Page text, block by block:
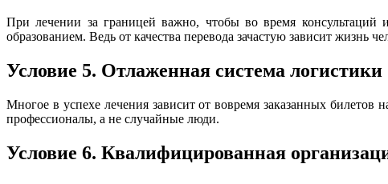
При лечении за границей важно, чтобы во время
образованием. Ведь от качества перевода зачастую зависит жизнь
Условие 5. Отлаженная система логистики
Многое в успехе лечения зависит от вовремя заказанных
профессионалы, а не случайные люди.
Условие 6. Квалифицированная